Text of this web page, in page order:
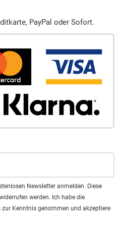
PayPal oder Sofort.
Newsletter anmelden. Diese
werden. Ich habe die
zur Kenntnis genommen und akzeptiere